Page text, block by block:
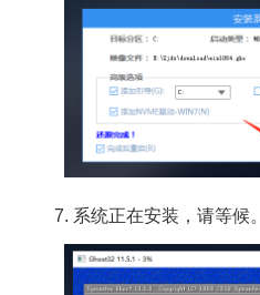
7. 系统正在安装，请等候。